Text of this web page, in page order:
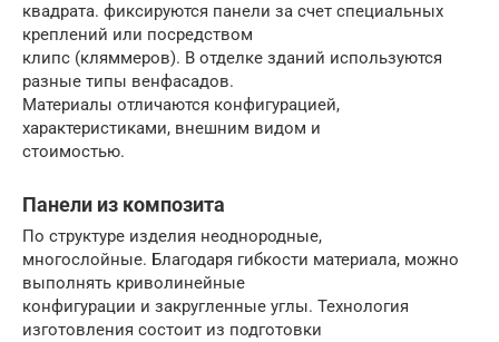
квадрата. фиксируются панели за счет специальных
креплений или посредством
клипс (кляммеров). В отделке зданий используются
разные типы венфасадов.
Материалы отличаются конфигурацией,
характеристиками, внешним видом и
стоимостью.
Панели из композита
По структуре изделия неоднородные,
многослойные. Благодаря гибкости материала, можно
выполнять криволинейные
конфигурации и закругленные углы. Технология
изготовления состоит из подготовки